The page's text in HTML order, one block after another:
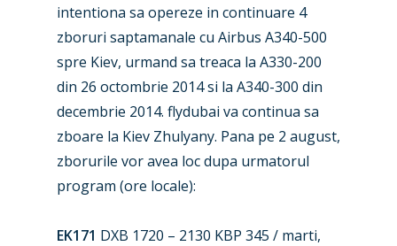
intentiona sa opereze in continuare 4
zboruri saptamanale cu Airbus A340-500
spre Kiev, urmand sa treaca la A330-200
din 26 octombrie 2014 si la A340-300 din
decembrie 2014. flydubai va continua sa
zboare la Kiev Zhulyany. Pana pe 2 august,
zborurile vor avea loc dupa urmatorul
program (ore locale):
EK171 DXB 1720 – 2130 KBP 345 / marti,
New Routes
Industry